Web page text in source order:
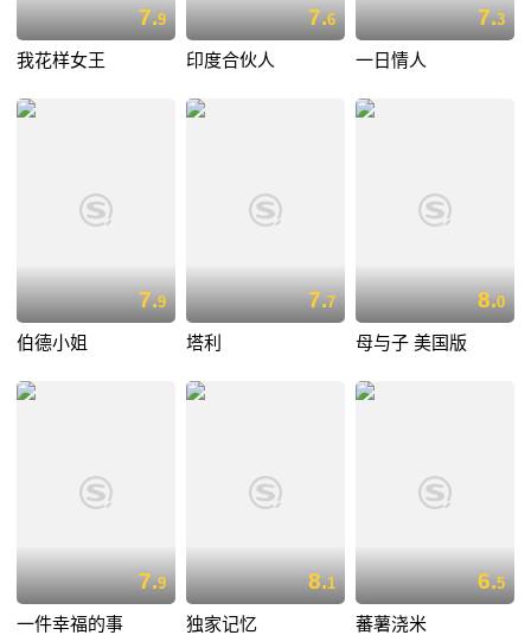
7.9
我花样女王
7.6
印度合伙人
7.3
一日情人
7.9
伯德小姐
7.7
塔利
8.0
母与子 美国版
7.9
一件幸福的事
8.1
独家记忆
6.5
蕃薯浇米